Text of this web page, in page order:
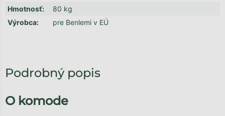
Hmotnosť:
80 kg
Výrobca: pre Benlemi v EÚ
Podrobný popis
O komode